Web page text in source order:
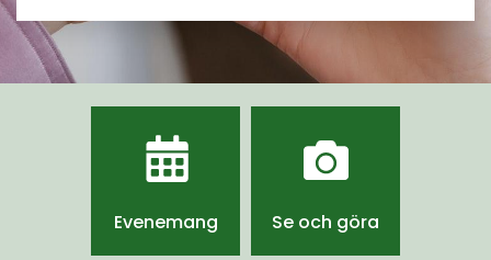
Evenemang Se och göra